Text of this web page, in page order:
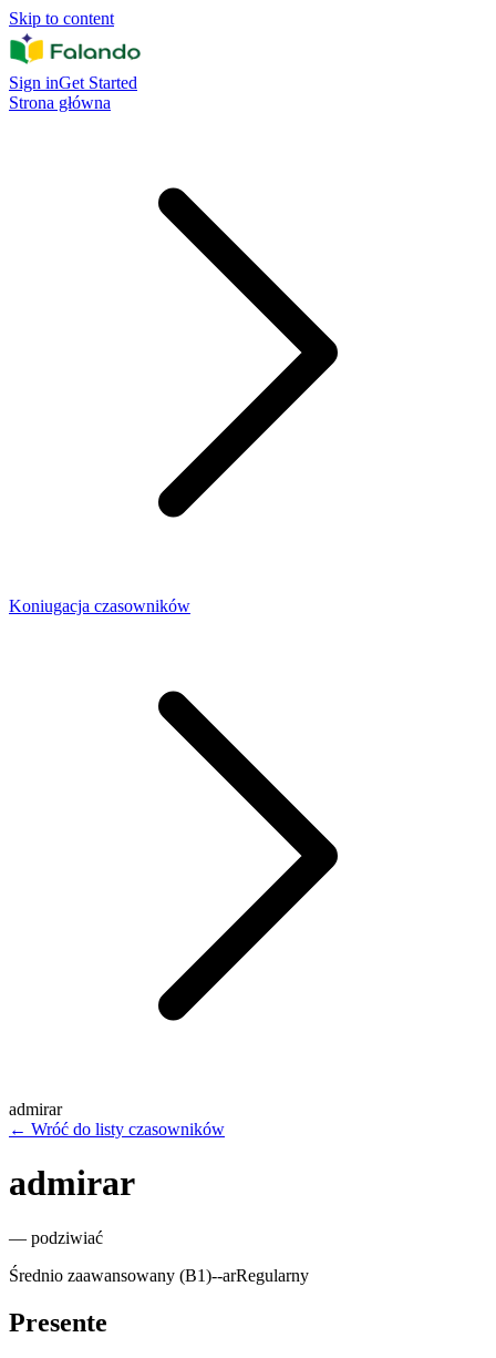
Skip to content
Sign inGet Started
Strona główna
Koniugacja czasowników
admirar
← Wróć do listy czasowników
admirar
— podziwiać
Średnio zaawansowany (B1)--arRegularny
Presente